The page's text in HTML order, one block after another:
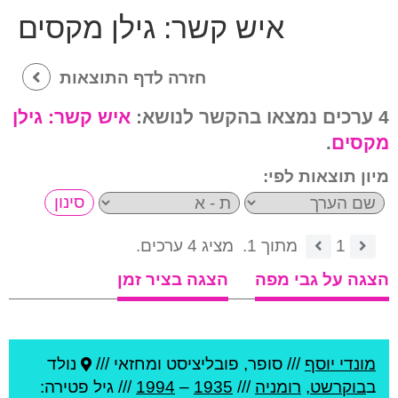
איש קשר: גילן מקסים
חזרה לדף התוצאות
4 ערכים נמצאו בהקשר לנושא: איש קשר: גילן
מקסים.
מיון תוצאות לפי:
1 מתוך 1.
מציג 4 ערכים.
הצגה על גבי מפה
הצגה בציר זמן
מונדי יוסף /// סופר, פובליציסט ומחזאי ///
נולד
בבוקרשט, רומניה ///
1935
–
1994 /// גיל פטירה: